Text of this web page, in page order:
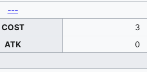
---
COST
3
ATK
0